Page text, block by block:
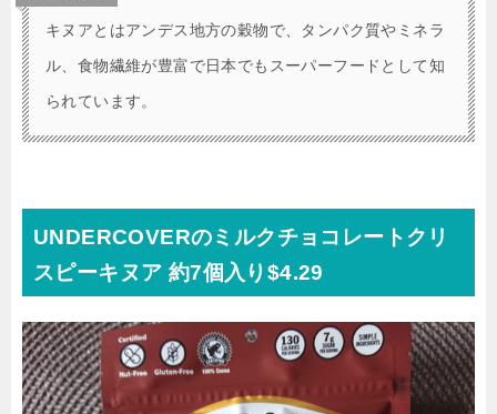
キヌアとはアンデス地方の穀物で、タンパク質やミネラ
ル、食物繊維が豊富で日本でもスーパーフードとして知
られています。
UNDERCOVERのミルクチョコレートクリ
スピーキヌア 約7個入り$4.29